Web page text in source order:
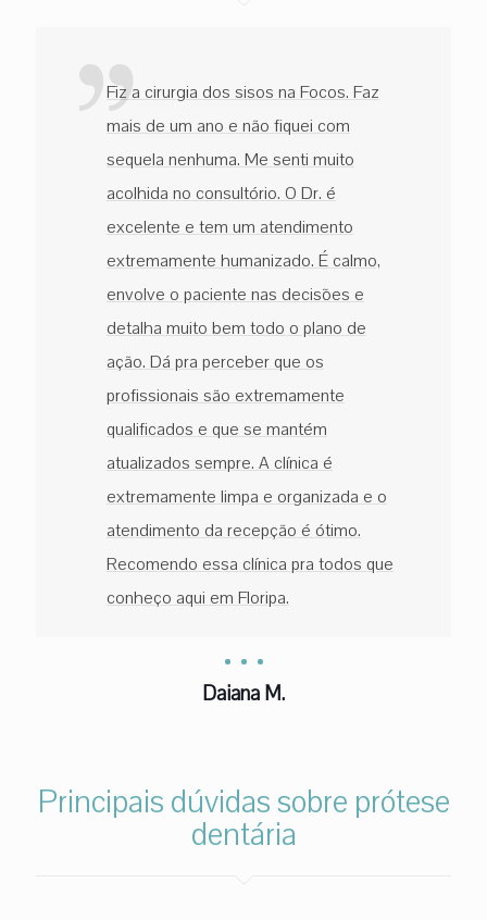
Fiz a cirurgia dos sisos na Focos. Faz
mais de um ano e não fiquei com
sequela nenhuma. Me senti muito
acolhida no consultório. O Dr. é
excelente e tem um atendimento
extremamente humanizado. É calmo,
envolve o paciente nas decisões e
detalha muito bem todo o plano de
ação. Dá pra perceber que os
profissionais são extremamente
qualificados e que se mantém
atualizados sempre. A clínica é
extremamente limpa e organizada e o
atendimento da recepção é ótimo.
Recomendo essa clínica pra todos que
conheço aqui em Floripa.
Daiana M.
Principais dúvidas sobre prótese
dentária